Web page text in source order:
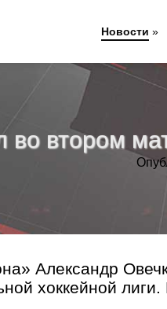
во втором
Александр
хоккейной
Новости »